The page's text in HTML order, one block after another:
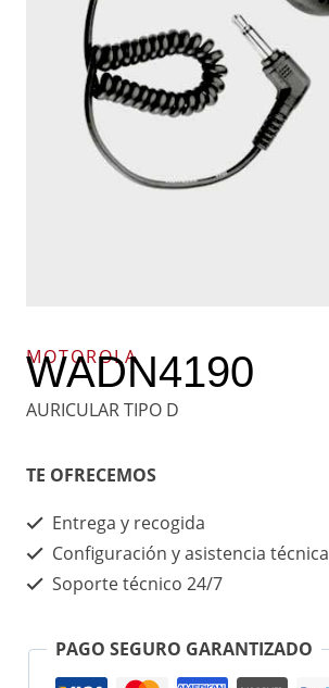
MOTOROLA
WADN4190
AURICULAR TIPO D
TE OFRECEMOS
Entrega y recogida
Configuración y asistencia técnica
Soporte técnico 24/7
PAGO SEGURO GARANTIZADO